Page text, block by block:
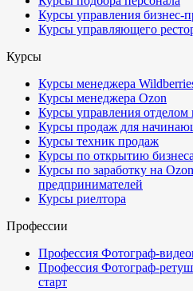
Курсы управления бизнес-
Курсы управляющего
Курсы
Курсы менеджера
Курсы менеджера Ozon
Курсы управления отделом
Курсы продаж для
Курсы техник продаж
Курсы по открытию
Курсы по заработку на
предпринимателей
Курсы риелтора
Профессии
Профессия Фотограф-
Профессия Фотограф-
старт